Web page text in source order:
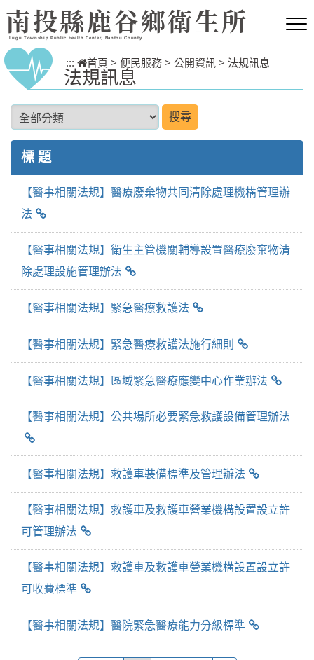
跳到主要內容區塊
南投縣鹿谷鄉衛生所
Lugu Township Public Health Center, Nantou County
::: 首頁 > 便民服務 > 公開資訊 > 法規訊息
法規訊息
分類項目
標 題
【醫事相關法規】醫療廢棄物共同清除處理機構管理辦
法
【醫事相關法規】衛生主管機關輔導設置醫療廢棄物清
除處理設施管理辦法
【醫事相關法規】緊急醫療救護法
【醫事相關法規】緊急醫療救護法施行細則
【醫事相關法規】區域緊急醫療應變中心作業辦法
【醫事相關法規】公共場所必要緊急救護設備管理辦法
【醫事相關法規】救護車裝備標準及管理辦法
【醫事相關法規】救護車及救護車營業機構設置設立許
可管理辦法
【醫事相關法規】救護車及救護車營業機構設置設立許
可收費標準
【醫事相關法規】醫院緊急醫療能力分級標準